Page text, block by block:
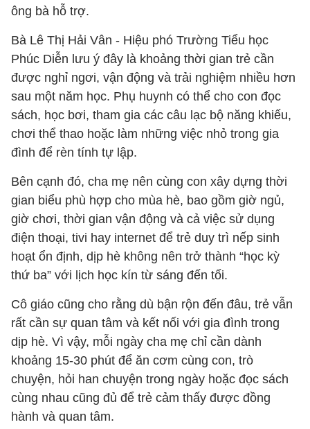
ông bà hỗ trợ.
Bà Lê Thị Hải Vân - Hiệu phó Trường Tiểu học
Phúc Diễn lưu ý đây là khoảng thời gian trẻ cần
được nghỉ ngơi, vận động và trải nghiệm nhiều hơn
sau một năm học. Phụ huynh có thể cho con đọc
sách, học bơi, tham gia các câu lạc bộ năng khiếu,
chơi thể thao hoặc làm những việc nhỏ trong gia
đình để rèn tính tự lập.
Bên cạnh đó, cha mẹ nên cùng con xây dựng thời
gian biểu phù hợp cho mùa hè, bao gồm giờ ngủ,
giờ chơi, thời gian vận động và cả việc sử dụng
điện thoại, tivi hay internet để trẻ duy trì nếp sinh
hoạt ổn định, dịp hè không nên trở thành “học kỳ
thứ ba” với lịch học kín từ sáng đến tối.
Cô giáo cũng cho rằng dù bận rộn đến đâu, trẻ vẫn
rất cần sự quan tâm và kết nối với gia đình trong
dịp hè. Vì vậy, mỗi ngày cha mẹ chỉ cần dành
khoảng 15-30 phút để ăn cơm cùng con, trò
chuyện, hỏi han chuyện trong ngày hoặc đọc sách
cùng nhau cũng đủ để trẻ cảm thấy được đồng
hành và quan tâm.